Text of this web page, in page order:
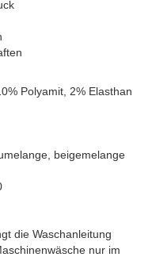
Polyamit, 2% Elasthan
beigemelange
die Waschanleitung
nur im